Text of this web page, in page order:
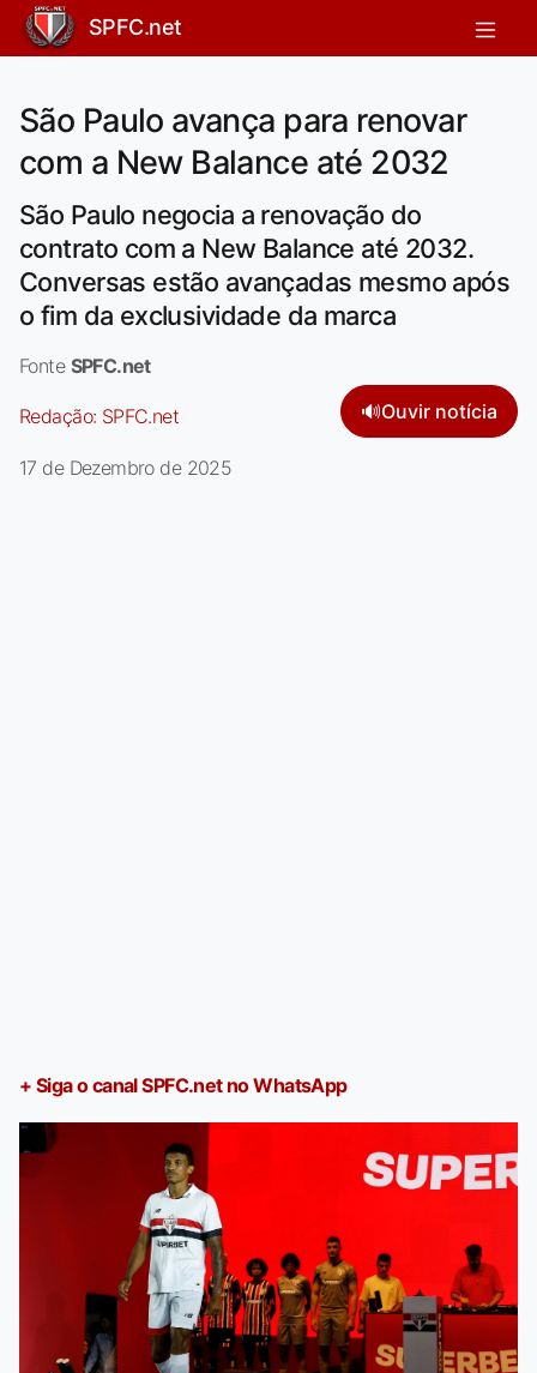
SPFC.net
São Paulo avança para renovar
com a New Balance até 2032
São Paulo negocia a renovação do
contrato com a New Balance até 2032.
Conversas estão avançadas mesmo após
o fim da exclusividade da marca
Fonte SPFC.net
Redação: SPFC.net 🔊Ouvir notícia
17 de Dezembro de 2025
+ Siga o canal SPFC.net no WhatsApp